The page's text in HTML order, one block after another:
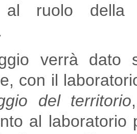
al ruolo della
verrà dato
con il
del territorio
al